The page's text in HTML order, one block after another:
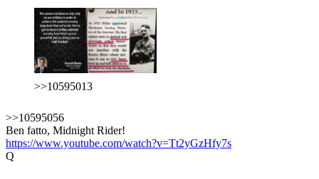
>>10595013
>>10595056
Ben fatto, Midnight Rider!
https://www.youtube.com/watch?v=Tt2yGzHfy7s
Q